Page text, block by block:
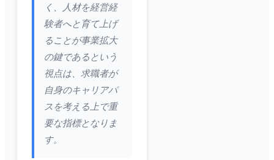
く、人材を経営経
験者へと育て上げ
ることが事業拡大
の鍵であるという
視点は、求職者が
自身のキャリアパ
スを考える上で重
要な指標となりま
す。